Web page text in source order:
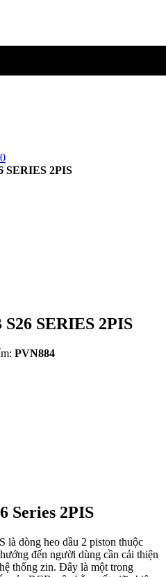
SERIES 2PIS
SERIES 2PIS
PVN884
Series 2PIS
là dòng heo dầu 2 piston thuộc
đến người dùng cần cải thiện
thống zin. Đây là một trong